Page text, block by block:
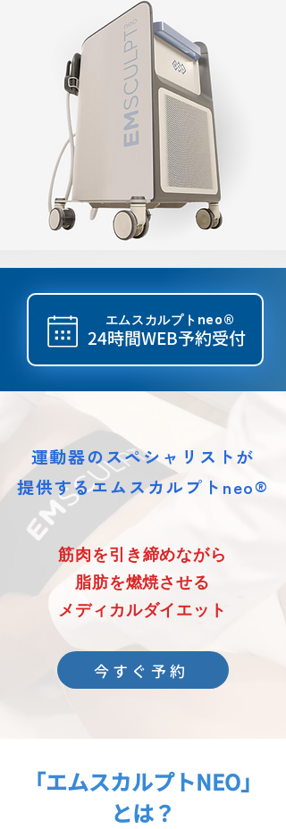
​エムスカルプトneo®
24時間WEB予約受付
運動器のスペシャリストが
提供するエムスカルプトneo®
筋肉を引き締めながら
脂肪を燃焼させる
メディカルダイエット
今すぐ予約
「エムスカルプトNEO」
とは？